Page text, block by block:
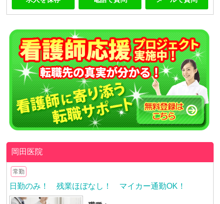
岡田医院
常勤
日勤のみ！ 残業ほぼなし！ マイカー通勤OK！